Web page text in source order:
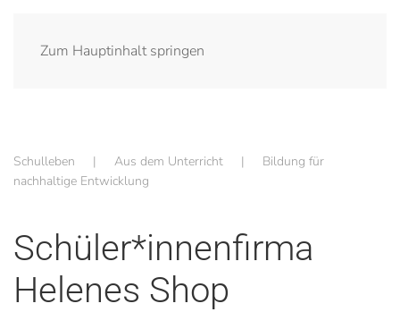
Zum Hauptinhalt springen
Schulleben Aus dem Unterricht
Bildung für
nachhaltige Entwicklung
Schüler*innenfirma
Helenes Shop